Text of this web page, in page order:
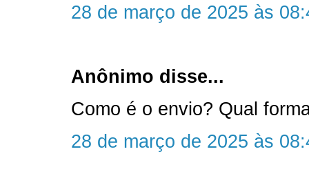
28 de março de 2025 às
Anônimo disse...
Como é o envio? Qual
28 de março de 2025 às